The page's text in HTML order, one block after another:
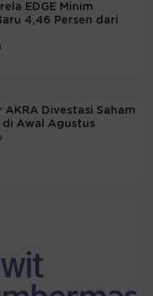
EDGE Minim
4,46 Persen dari
AKRA Divestasi Saham
di Awal Agustus